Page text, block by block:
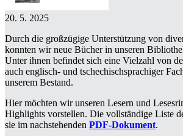
20. 5. 2025
Durch die großzügige Unterstützung von
konnten wir neue Bücher in unseren
Unter ihnen befindet sich eine Vielzahl von
auch englisch- und tschechischsprachiger
unserem Bestand.
Hier möchten wir unseren Lesern und
Highlights vorstellen. Die vollständige Liste
sie im nachstehenden PDF-Dokument.